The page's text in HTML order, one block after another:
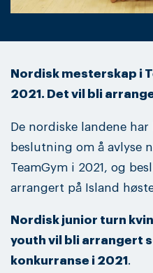
Nordisk mesterskap i
2021. Det vil bli
De nordiske landene
beslutning om å avlyse
TeamGym i 2021, og
arrangert på Island
Nordisk junior turn
youth vil bli arrangert
konkurranse i 2021 .